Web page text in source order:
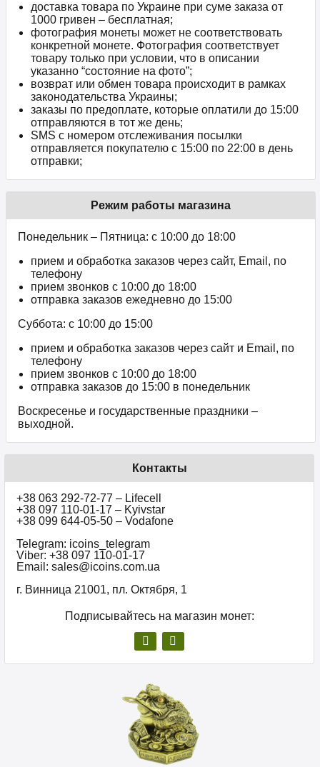
доставка товара по Украине при суме заказа от
1000 гривен – бесплатная;
фотография монеты может не соответствовать
конкретной монете. Фотография соответствует
товару только при условии, что в описании
указанно “состояние на фото”;
возврат или обмен товара происходит в рамках
законодательства Украины;
заказы по предоплате, которые оплатили до 15:00
отправляются в тот же день;
SMS с номером отслеживания посылки
отправляется покупателю с 15:00 по 22:00 в день
отправки;
Режим работы магазина
Понедельник – Пятница: с 10:00 до 18:00
прием и обработка заказов через сайт, Email, по
телефону
прием звонков c 10:00 до 18:00
отправка заказов ежедневно до 15:00
Суббота: с 10:00 до 15:00
прием и обработка заказов через сайт и Email, по
телефону
прием звонков c 10:00 до 18:00
отправка заказов до 15:00 в понедельник
Воскресенье и государственные праздники –
выходной.
Контакты
+38 063 292-72-77 – Lifecell
+38 097 110-01-17 – Kyivstar
+38 099 644-05-50 – Vodafone
Telegram: icoins_telegram
Viber: +38 097 110-01-17
Email: sales@icoins.com.ua
г. Винница 21001, пл. Октября, 1
Подписывайтесь на магазин монет: